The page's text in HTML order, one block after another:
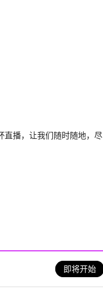
直播，让我们随时随地，尽
即将开始